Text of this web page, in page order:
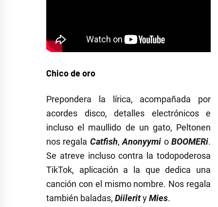
Chico de oro
Prepondera la lírica, acompañada por
acordes disco, detalles electrónicos e
incluso el maullido de un gato, Peltonen
nos regala Catfish,Anonyymi oBOOMERi.
Se atreve incluso contra la todopoderosa
TikTok, aplicación a la que dedica una
canción con el mismo nombre. Nos regala
también baladas, DiilerityMies.